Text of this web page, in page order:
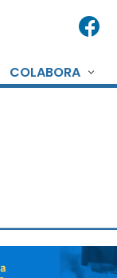
COLABORA